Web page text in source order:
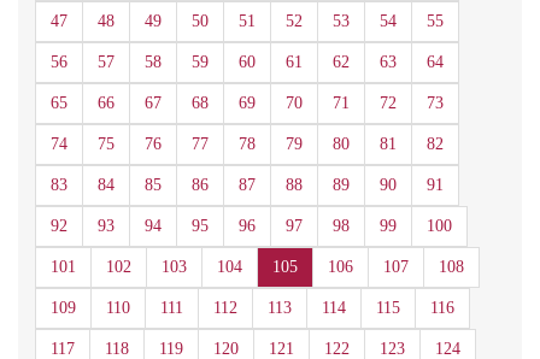
47 48 49 50 51 52 53 54 55
56 57 58 59 60 61 62 63 64
65 66 67 68 69 70 71 72 73
74 75 76 77 78 79 80 81 82
83 84 85 86 87 88 89 90 91
92 93 94 95 96 97 98 99 100
101 102 103 104 105 106 107 108
109 110 111 112 113 114 115 116
117 118 119 120 121 122 123 124